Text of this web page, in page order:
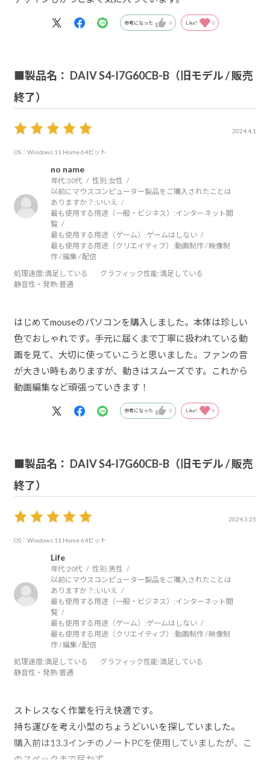
参考になった 0 Like! 0
■製品名： DAIV S4-I7G60CB-B（旧モデル / 販売
終了）
2024.4.1
OS：Windows 11 Home 64ビット
no name
年代:30代 性別:女性
以前にマウスコンピューター製品をご購入されたことは
ありますか？: いいえ
最も使用する用途（一般・ビジネス）:インターネット閲
覧
最も使用する用途（ゲーム）:ゲームはしない
最も使用する用途（クリエイティブ）:動画制作 / 映像制
作 / 編集 / 配信
処理速度:満足している グラフィック性能:満足している
静音性・発熱:普通
はじめてmouseのパソコンを購入しました。本体は珍しい
色でおしゃれです。手元に届くまで丁寧に扱われている動
画を見て、大切に使っていこうと思いました。ファンの音
が大きい時もありますが、動きはスムーズです。これから
動画編集など頑張っていきます！
参考になった 0 Like! 0
■製品名： DAIV S4-I7G60CB-B（旧モデル / 販売
終了）
2024.3.25
OS：Windows 11 Home 64ビット
Life
年代:20代 性別:男性
以前にマウスコンピューター製品をご購入されたことは
ありますか？: いいえ
最も使用する用途（一般・ビジネス）:インターネット閲
覧
最も使用する用途（ゲーム）:ゲームはしない
最も使用する用途（クリエイティブ）:動画制作 / 映像制
作 / 編集 / 配信
処理速度:満足している グラフィック性能:満足している
静音性・発熱:普通
ストレスなく作業を行え快適です。
持ち運びを考え小型のちょうどいいを探していました。
購入前は13.3インチのノートPCを使用していましたが、こ
のスペックまで届かず…